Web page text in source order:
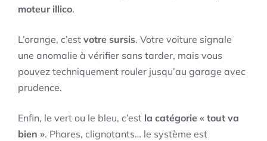
moteur illico.
L’orange, c’est votre sursis. Votre voiture signale
une anomalie à vérifier sans tarder, mais vous
pouvez techniquement rouler jusqu’au garage avec
prudence.
Enfin, le vert ou le bleu, c’est la catégorie « tout va
bien ». Phares, clignotants… le système est